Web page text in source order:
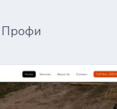
Профи